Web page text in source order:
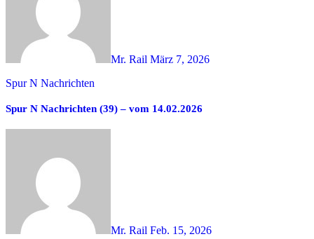
Mr. Rail März 7, 2026
Spur N Nachrichten
Spur N Nachrichten (39) – vom 14.02.2026
Mr. Rail Feb. 15, 2026